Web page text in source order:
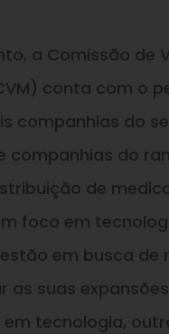
a Comissão de
conta com o
companhias do
companhias do
de
foco em
em busca de
as suas
tecnologia,